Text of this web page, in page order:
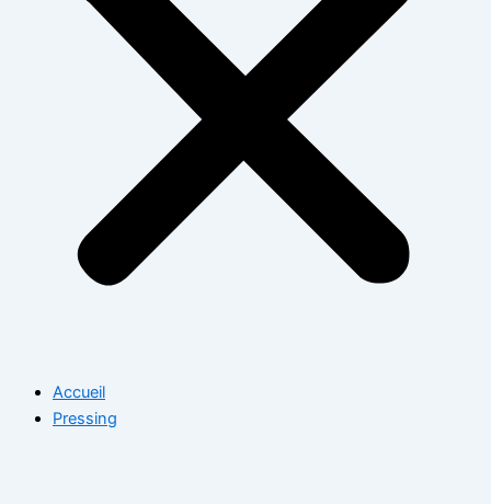
Accueil
Pressing